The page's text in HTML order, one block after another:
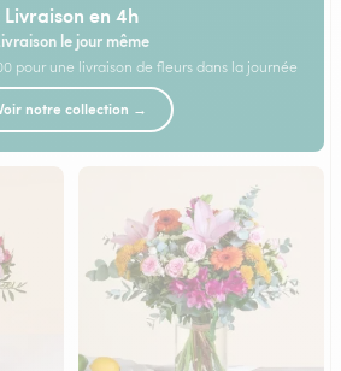
Livraison en 4h
le jour même
pour une livraison de fleurs dans la journée
notre collection →